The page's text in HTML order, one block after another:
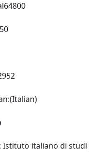
Istituto italiano di